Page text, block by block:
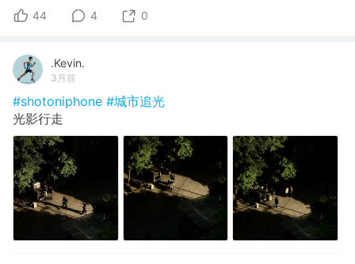
44 4 0
.Kevin.
3月前
#shotoniphone #城市追光
光影行走